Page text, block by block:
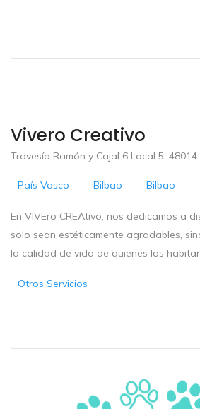
Vivero Creativo
Travesía Ramón y Cajal 6 Local 5, 48014
País Vasco - Bilbao - Bilbao
En VIVEro CREAtivo, nos dedicamos a
solo sean estéticamente agradables,
la calidad de vida de quienes los
Otros Servicios